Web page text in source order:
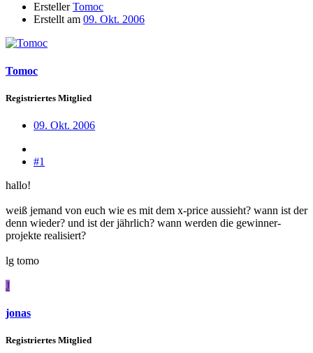
Ersteller Tomoc
Erstellt am 09. Okt. 2006
Tomoc
Registriertes Mitglied
09. Okt. 2006
#1
hallo!
weiß jemand von euch wie es mit dem x-price aussieht? wann ist der
denn wieder? und ist der jährlich? wann werden die gewinner-
projekte realisiert?
lg tomo
J
jonas
Registriertes Mitglied